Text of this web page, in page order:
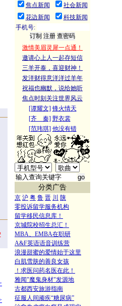
焦点新闻
社会新闻
花边新闻
科技新闻
手机号:
激情美眉灵犀一点通！
邀请心上人一起存短信
三羊开泰，喜迎财神！
发洋财得意洋洋过羊年
祝福也幽默，说给她听
焦点时刻关注世界风云
[谭耀文] 锋火情天
[齐 秦] 野衣裳
[范玮琪] 他没有错
分类广告
京 沪 粤 鲁 晋 川
陕
零投诉留学服务机构
留学移民信息库！
京城院校招生总汇！
MBA、EMBA在职研
A&F英语语音训练营
浪漫甜蜜的爱情始于这里
白肌雪肤的善良女孩
！求医问药名医在此！
雅闻"魔鬼身材"发源地
古都西安旅游指南
征服人间顽疾“糖尿病”